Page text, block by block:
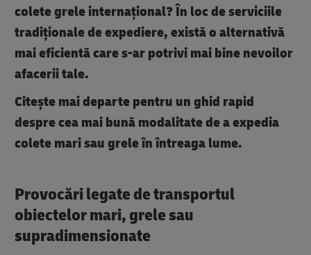
colete grele internațional? În loc de serviciile
tradiționale de expediere, există o alternativă
mai eficientă care s-ar potrivi mai bine nevoilor
afacerii tale.
Citește mai departe pentru un ghid rapid
despre cea mai bună modalitate de a expedia
colete mari sau grele în întreaga lume.
Provocări legate de transportul
obiectelor mari, grele sau
supradimensionate